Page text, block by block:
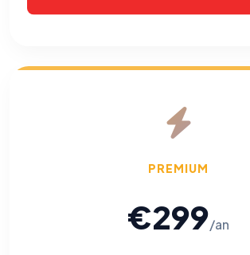
PREMIUM
€299/an
vous opposer à ce suivi ») — sans vous